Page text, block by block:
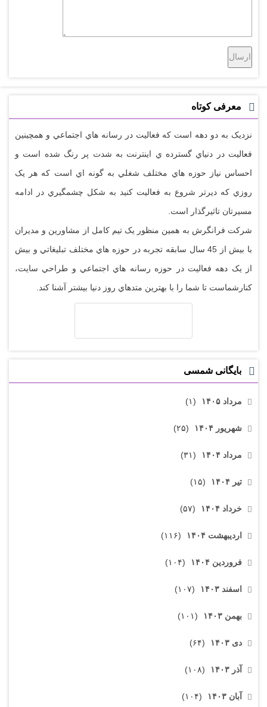
معرفی کوتاه
نزديک به دو دهه است که فعاليت در رسانه هاي اجتماعي و همچينين
فعاليت در دنياي گسترده ي اينترنت به شدت پر رنگ شده است و
احساس نياز حوزه هاي مختلف شغلي به گونه اي است که هر يک
روزي که ديرتر شروع به فعاليت کنيد به شکل چشمگيري در ادامه
مسيرتان تاثيرگذار است.
شرکت فرانگرش به همين منظور يک تيم کامل از مشاورين و مديران
با بيش از 45 سال سابقه تجربه در حوزه هاي مختلف تبليغاتي و بيش
از يک دهه فعاليت در حوزه رسانه هاي اجتماعي و طراحي سايت،
کنارشماست تا شما را با بهترين متدهاي روز دنيا بيشتر آشنا کند.
بایگانی شمسی
مرداد ۱۴۰۵ (۱)
شهریور ۱۴۰۴ (۲۵)
مرداد ۱۴۰۴ (۳۱)
تیر ۱۴۰۴ (۱۵)
خرداد ۱۴۰۴ (۵۷)
اردیبهشت ۱۴۰۴ (۱۱۶)
فروردین ۱۴۰۴ (۱۰۴)
اسفند ۱۴۰۳ (۱۰۷)
بهمن ۱۴۰۳ (۱۰۱)
دی ۱۴۰۳ (۶۴)
آذر ۱۴۰۳ (۱۰۸)
آبان ۱۴۰۳ (۱۰۴)